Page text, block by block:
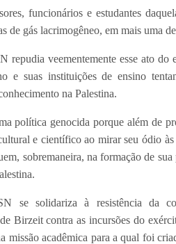
funcionários e estudantes
de gás lacrimogêneo, em mais uma
repudia veementemente esse ato
e suas instituições de ensino
na Palestina.
política genocida porque além de
e científico ao mirar seu ódio
sobremaneira, na formação de
se solidariza à resistência da
Birzeit contra as incursões do
missão acadêmica para a qual foi